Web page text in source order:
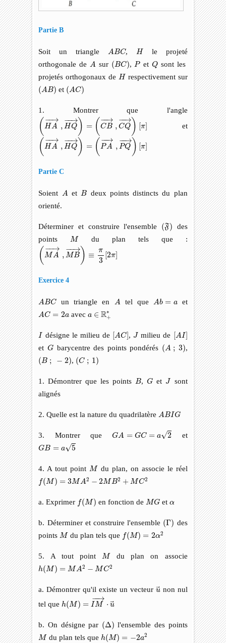
Partie B
Soit un triangle ABC
A BC, H
H
le projeté
orthogonale de A
A sur (BC)
(BC) , P
P et Q
Qsont les
projetés orthogonaux de H
Hrespectivement sur
(AB)
( A B) et (AC)
( A C)
1. Montrer que l'angle
(−
−→
HA ,
−
−→
HQ ) = (−
−→
CB ,
−
−→
CQ ) [π]
H → → CB → →
et
(−
−→
HA ,
−
−→
HQ ) = (−
−→
PA ,
−
−→
PQ) [π]
H → → A →, →)
Partie C
Soient A
A et B
B deux points distincts du plan
orienté.
Déterminer et construire l'ensemble (F)
(F)
des
points
M
Mdu plan tels que :
(−−→
MA ,
−−→
MB ) ≡
π
3
[2π]
(M → → ]
Exercice 4
ABC
A BC un triangle en A
A tel que Ab = a
Ab et
AC = 2a
A C= a avec a ∈ R∗
+
∈R+∗
II désigne le milieu de [AC]
[ A C], J
J milieu de [AI]
[ A I]
etG
G barycentre des points pondérés (A ; 3)
( A 3) ,
(B ; − 2)
( B , (C ; 1)
(C 1)
1. Démontrer que les points B
B,G
G et J
J
sont
alignés
2. Quelle est la nature du quadrilatère ABIG
A BIG
3. Montrer queGA = GC = a√2 et
GB = a√5
GB
4. A tout point M
Mdu plan, on associe le réel
f(M) = 3MA2 − 2MB2 + MC2
f(M )= MA2− 2M B2 + MC
a. Exprimer f(M)
f(M ) en fonction de MG
MGet α
α
b. Déterminer et construire l'ensemble (Γ)
(Γ) des
points M
Mdu plan tels que f(M) = 2α2
(M )= 2
5. A tout point M
Mdu plan on associe
h(M) = MA2 − MC2
h (M)= A 2 −M 2
a. Démontrer qu'il existe un vecteur u
u→
non nul
tel que h(M) =
−
−→
IM ⋅ u
IM ⋅u
b. On désigne par (Δ)
(Δ) l'ensemble des points
M
Mdu plan tels que h(M) = −2a2
h (M )= 2